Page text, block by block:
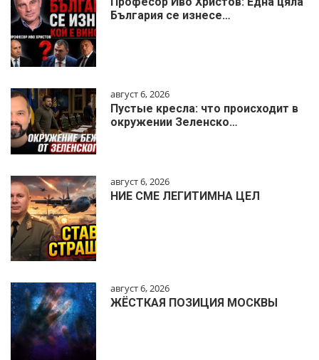
България се изнесе…
август 6, 2026
Пустые кресла: что происходит в
окружении Зеленско…
август 6, 2026
НИЕ СМЕ ЛЕГИТИМНА ЦЕЛ
август 6, 2026
ЖЁСТКАЯ ПОЗИЦИЯ МОСКВЫ